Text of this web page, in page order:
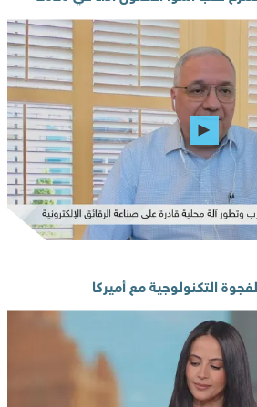
التكنولوجية مع أميركا